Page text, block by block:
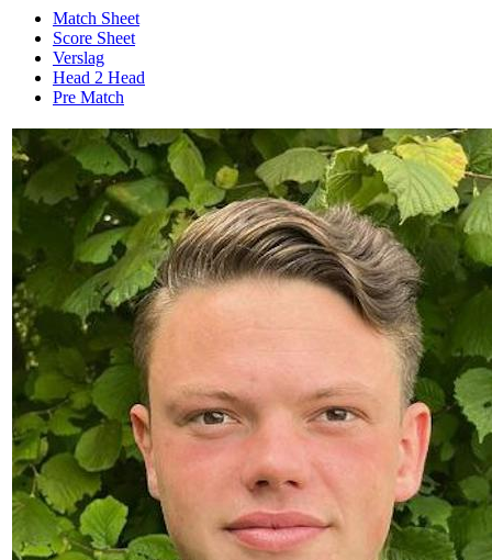
Match Sheet
Score Sheet
Verslag
Head 2 Head
Pre Match